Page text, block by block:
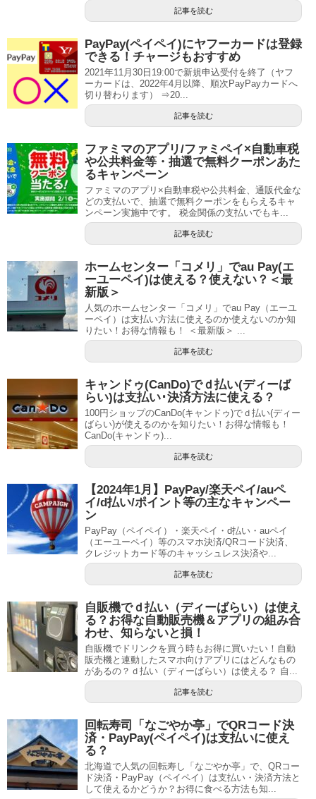
記事を読む
PayPay(ペイペイ)にヤフーカードは登録
できる！チャージもおすすめ
2021年11月30日19:00で新規申込受付を終了（ヤフ
ーカードは、2022年4月以降、順次PayPayカードへ
切り替わります） ⇒20...
記事を読む
ファミマのアプリ/ファミペイ×自動車税
や公共料金等・抽選で無料クーポンあた
るキャンペーン
ファミマのアプリ×自動車税や公共料金、通販代金な
どの支払いで、抽選で無料クーポンをもらえるキャ
ンペーン実施中です。 税金関係の支払いでもキ...
記事を読む
ホームセンター「コメリ」でau Pay(エ
ーユーペイ)は使える？使えない？＜最
新版＞
人気のホームセンター「コメリ」でau Pay（エーユ
ーペイ）は支払い方法に使えるのか使えないのか知
りたい！お得な情報も！ ＜最新版＞ ...
記事を読む
キャンドゥ(CanDo)でｄ払い(ディーば
らい)は支払い･決済方法に使える？
100円ショップのCanDo(キャンドゥ)でｄ払い(ディー
ばらい)が使えるのかを知りたい！お得な情報も！
CanDo(キャンドゥ)...
記事を読む
【2024年1月】PayPay/楽天ペイ/auペ
イ/d払い/ポイント等の主なキャンペー
ン
PayPay（ペイペイ）・楽天ペイ・d払い・auペイ
（エーユーペイ）等のスマホ決済/QRコード決済、
クレジットカード等のキャッシュレス決済や...
記事を読む
自販機でｄ払い（ディーばらい）は使え
る？お得な自動販売機＆アプリの組み合
わせ、知らないと損！
自販機でドリンクを買う時もお得に買いたい！自動
販売機と連動したスマホ向けアプリにはどんなもの
があるの？ｄ払い（ディーばらい）は使える？ 自...
記事を読む
回転寿司「なごやか亭」でQRコード決
済・PayPay(ペイペイ)は支払いに使え
る？
北海道で人気の回転寿し「なごやか亭」で、QRコー
ド決済・PayPay（ペイペイ）は支払い・決済方法と
して使えるかどうか？お得に食べる方法も知...